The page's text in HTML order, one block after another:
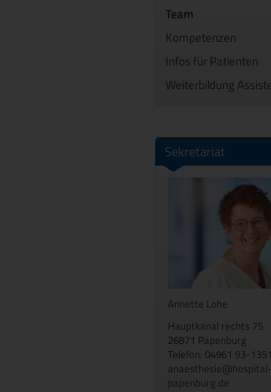
Team
Kompetenzen
Infos für Patienten
Weiterbildung
Sekretariat
Annette Lohe
Hauptkanal rechts 75
26871 Papenburg
Telefon: 04961 93-1351
anaesthesie@hospital-
papenburg.de